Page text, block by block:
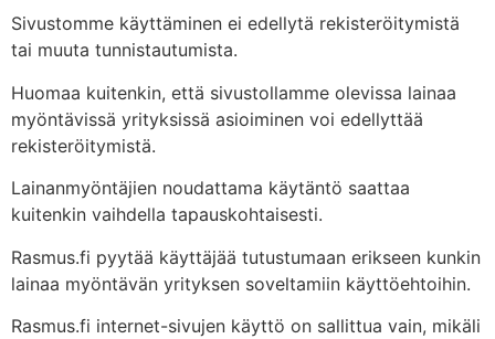
Sivustomme käyttäminen ei edellytä rekisteröitymistä
tai muuta tunnistautumista.
Huomaa kuitenkin, että sivustollamme olevissa lainaa
myöntävissä yrityksissä asioiminen voi edellyttää
rekisteröitymistä.
Lainanmyöntäjien noudattama käytäntö saattaa
kuitenkin vaihdella tapauskohtaisesti.
Rasmus.fi pyytää käyttäjää tutustumaan erikseen kunkin
lainaa myöntävän yrityksen soveltamiin käyttöehtoihin.
Rasmus.fi internet-sivujen käyttö on sallittua vain, mikäli